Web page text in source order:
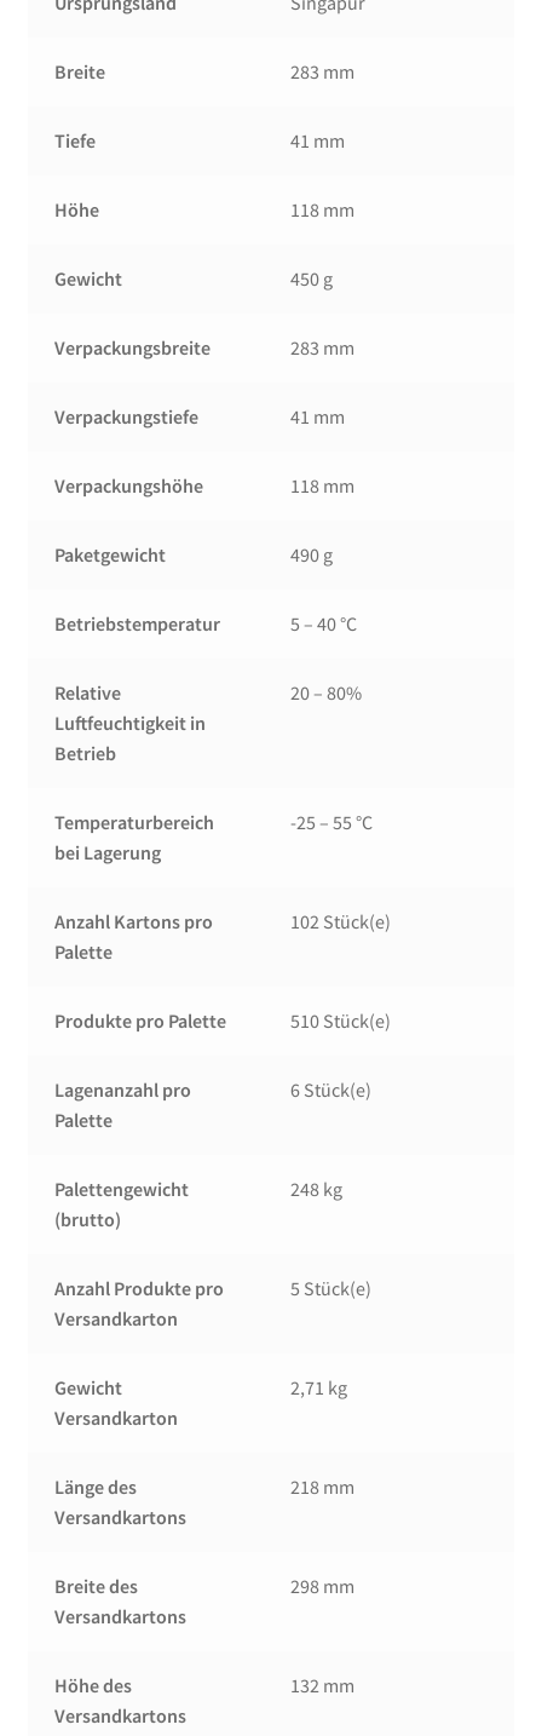
Breite 283 mm
Tiefe 41 mm
Höhe 118 mm
Gewicht 450 g
Verpackungsbreite 283 mm
Verpackungstiefe 41 mm
Verpackungshöhe 118 mm
Paketgewicht 490 g
Betriebstemperatur 5 – 40 °C
Relative
Luftfeuchtigkeit in
Betrieb
20 – 80%
Temperaturbereich
bei Lagerung
-25 – 55 °C
Anzahl Kartons pro
Palette
102 Stück(e)
Produkte pro Palette 510 Stück(e)
Lagenanzahl pro
Palette
6 Stück(e)
Palettengewicht
(brutto)
248 kg
Anzahl Produkte pro
Versandkarton
5 Stück(e)
Gewicht
Versandkarton
2,71 kg
Länge des
Versandkartons
218 mm
Breite des
Versandkartons
298 mm
Höhe des
Versandkartons
132 mm